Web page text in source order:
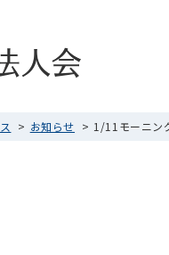
お知らせ 1/11モーニン